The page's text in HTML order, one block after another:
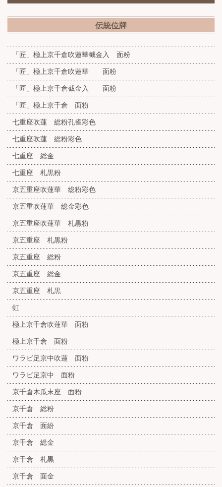
伝統位牌
「匠」極上京千倉吹蓮華截金入 面粉
「匠」極上京千倉吹蓮華 面粉
「匠」極上京千倉截金入 面粉
「匠」極上京千倉 面粉
七重座吹蓮 総粉孔雀彩色
七重座吹蓮 総粉彩色
七重座 総金
七重座 札黒粉
京五重座吹蓮華 総粉彩色
京五重吹蓮華 総金彩色
京五重座吹蓮華 札黒粉
京五重座 札黒粉
京五重座 総粉
京五重座 総金
京五重座 札黒
虹
極上京千倉吹蓮華 面粉
極上京千倉 面粉
ワラビ足京中吹蓮 面粉
ワラビ足京中 面粉
京千倉木瓜末座 面粉
京千倉 総粉
京千倉 面紛
京千倉 総金
京千倉 札黒
京千倉 面金